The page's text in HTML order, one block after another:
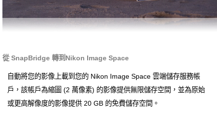
從 SnapBridge 轉到Nikon Image Space
自動將您的影像上載到您的 Nikon Image Space 雲端儲存服務帳
戶，該帳戶為縮圖 (2 萬像素) 的影像提供無限儲存空間，並為原始
或更高解像度的影像提供 20 GB 的免費儲存空間。